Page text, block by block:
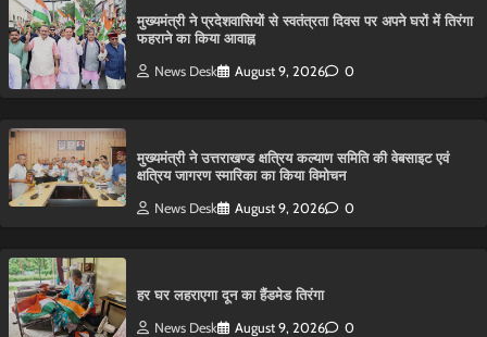
मुख्यमंत्री ने प्रदेशवासियों से स्वतंत्रता दिवस पर अपने घरों में तिरंगा
फहराने का किया आवाह्न
News Desk August 9, 2026 0
मुख्यमंत्री ने उत्तराखण्ड क्षत्रिय कल्याण समिति की वेबसाइट एवं
क्षत्रिय जागरण स्मारिका का किया विमोचन
News Desk August 9, 2026 0
हर घर लहराएगा दून का हैंडमेड तिरंगा
News Desk August 9, 2026 0